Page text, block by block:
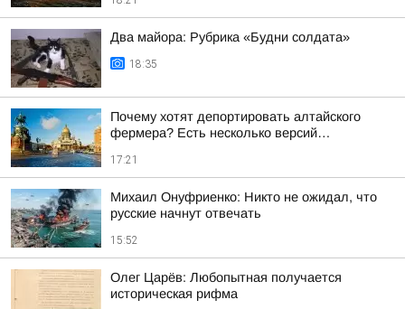
Два майора: Рубрика «Будни солдата»
18:35
Почему хотят депортировать алтайского
фермера? Есть несколько версий…
17:21
Михаил Онуфриенко: Никто не ожидал, что
русские начнут отвечать
15:52
Олег Царёв: Любопытная получается
историческая рифма